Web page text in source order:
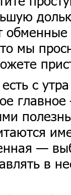
мы
с
—
в